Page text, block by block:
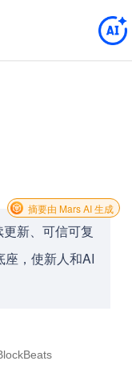
新、可信可复
，使新人和AI
摘要由 Mars AI 生成